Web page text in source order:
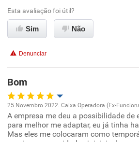
Não recomenda esta empresa
Esta avaliação foi útil?
Sim Não
Denunciar
Bom
Oportunidade de promoção
Ambiente de trabalho
25 Novembro 2022. Caixa Operadora (Ex-
A empresa me deu a possibilidade de
para melhor me adaptar, eu já tinha
Mas eles me colocaram como